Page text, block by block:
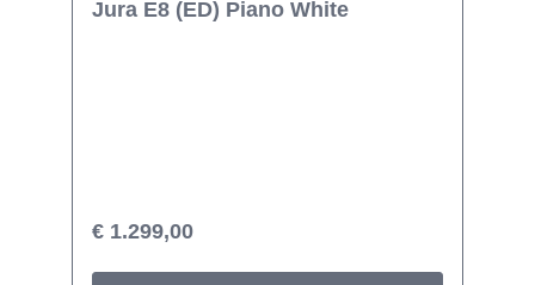
Jura E8 (ED) Piano White
€ 1.299,00